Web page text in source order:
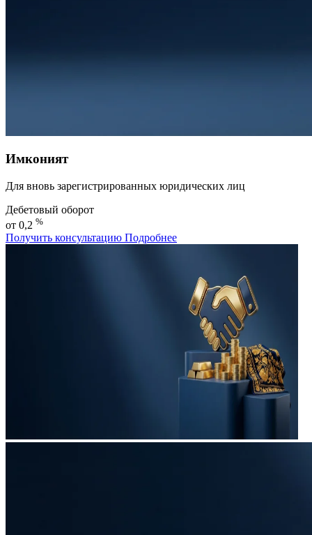
Имконият
Для вновь зарегистрированных юридических лиц
Дебетовый оборот
от 0,2 %
Получить консультацию Подробнее